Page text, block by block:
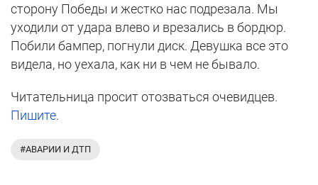
сторону Победы и жестко нас подрезала. Мы
уходили от удара влево и врезались в бордюр.
Побили бампер, погнули диск. Девушка все это
видела, но уехала, как ни в чем не бывало.
Читательница просит отозваться очевидцев.
Пишите.
#АВАРИИ И ДТП